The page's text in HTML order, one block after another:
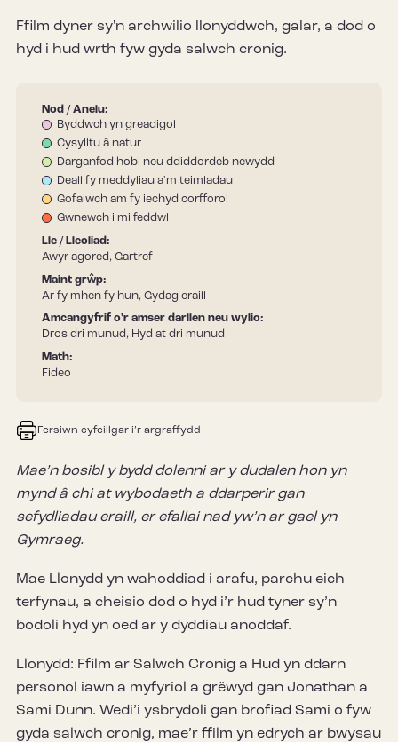
Ffilm dyner sy'n archwilio llonyddwch, galar, a dod o
hyd i hud wrth fyw gyda salwch cronig.
Nod / Anelu:
Byddwch yn greadigol
Cysylltu â natur
Darganfod hobi neu ddiddordeb newydd
Deall fy meddyliau a'm teimladau
Gofalwch am fy iechyd corfforol
Gwnewch i mi feddwl
Lle / Lleoliad:
Awyr agored, Gartref
Maint grŵp:
Ar fy mhen fy hun, Gydag eraill
Amcangyfrif o'r amser darllen neu wylio:
Dros dri munud, Hyd at dri munud
Math:
Fideo
Fersiwn cyfeillgar i’r argraffydd
Mae’n bosibl y bydd dolenni ar y dudalen hon yn
mynd â chi at wybodaeth a ddarperir gan
sefydliadau eraill, er efallai nad yw’n ar gael yn
Gymraeg.
Mae Llonydd yn wahoddiad i arafu, parchu eich
terfynau, a cheisio dod o hyd i’r hud tyner sy’n
bodoli hyd yn oed ar y dyddiau anoddaf.
Llonydd: Ffilm ar Salwch Cronig a Hud yn ddarn
personol iawn a myfyriol a grëwyd gan Jonathan a
Sami Dunn. Wedi’i ysbrydoli gan brofiad Sami o fyw
gyda salwch cronig, mae’r ffilm yn edrych ar bwysau